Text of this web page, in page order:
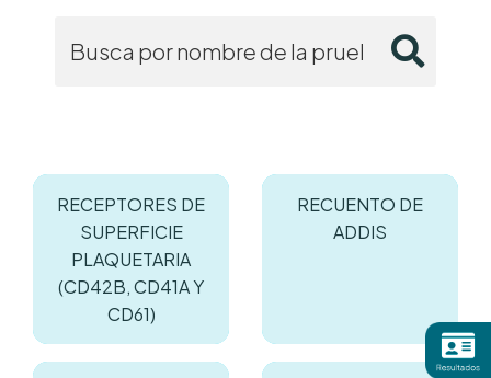
RECEPTORES DE
SUPERFICIE
PLAQUETARIA
(CD42B, CD41A Y
CD61)
RECUENTO DE
ADDIS